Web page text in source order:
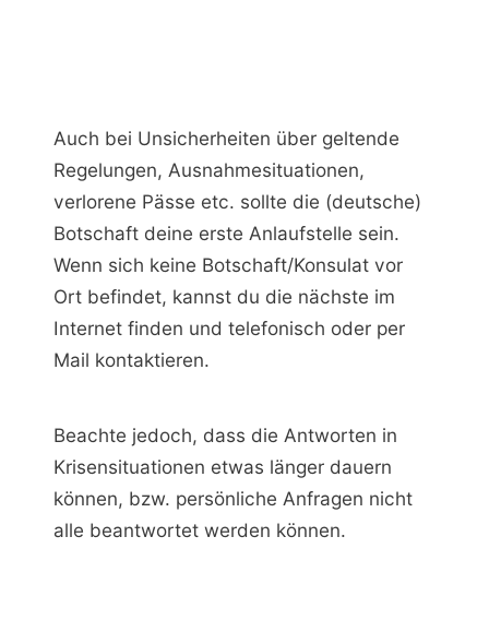
Auch bei Unsicherheiten über geltende
Regelungen, Ausnahmesituationen,
verlorene Pässe etc. sollte die (deutsche)
Botschaft deine erste Anlaufstelle sein.
Wenn sich keine Botschaft/Konsulat vor
Ort befindet, kannst du die nächste im
Internet finden und telefonisch oder per
Mail kontaktieren.
Beachte jedoch, dass die Antworten in
Krisensituationen etwas länger dauern
können, bzw. persönliche Anfragen nicht
alle beantwortet werden können.